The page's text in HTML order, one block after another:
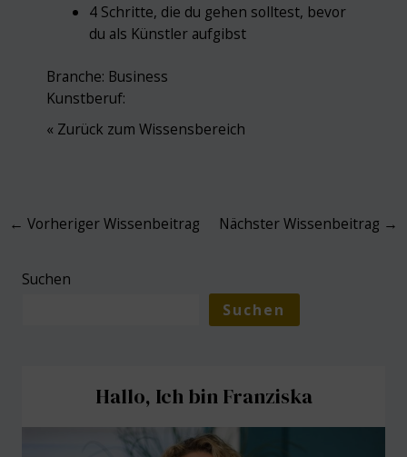
4 Schritte, die du gehen solltest, bevor
du als Künstler aufgibst
Branche: Business
Kunstberuf:
« Zurück zum Wissensbereich
Post
← Vorheriger Wissenbeitrag Nächster Wissenbeitrag →
Suchen
Suchen
Hallo, Ich bin Franziska